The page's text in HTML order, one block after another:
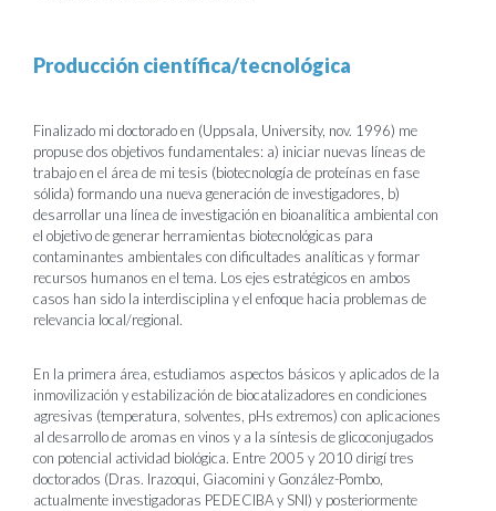
Producción científica/tecnológica
Finalizado mi doctorado en (Uppsala, University, nov. 1996) me
propuse dos objetivos fundamentales: a) iniciar nuevas líneas de
trabajo en el área de mi tesis (biotecnología de proteínas en fase
sólida) formando una nueva generación de investigadores, b)
desarrollar una línea de investigación en bioanalítica ambiental con
el objetivo de generar herramientas biotecnológicas para
contaminantes ambientales con dificultades analíticas y formar
recursos humanos en el tema. Los ejes estratégicos en ambos
casos han sido la interdisciplina y el enfoque hacia problemas de
relevancia local/regional.
En la primera área, estudiamos aspectos básicos y aplicados de la
inmovilización y estabilización de biocatalizadores en condiciones
agresivas (temperatura, solventes, pHs extremos) con aplicaciones
al desarrollo de aromas en vinos y a la síntesis de glicoconjugados
con potencial actividad biológica. Entre 2005 y 2010 dirigí tres
doctorados (Dras. Irazoqui, Giacomini y González-Pombo,
actualmente investigadoras PEDECIBA y SNI) y posteriormente